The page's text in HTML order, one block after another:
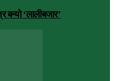
बन्यो ‘लालीबजार’